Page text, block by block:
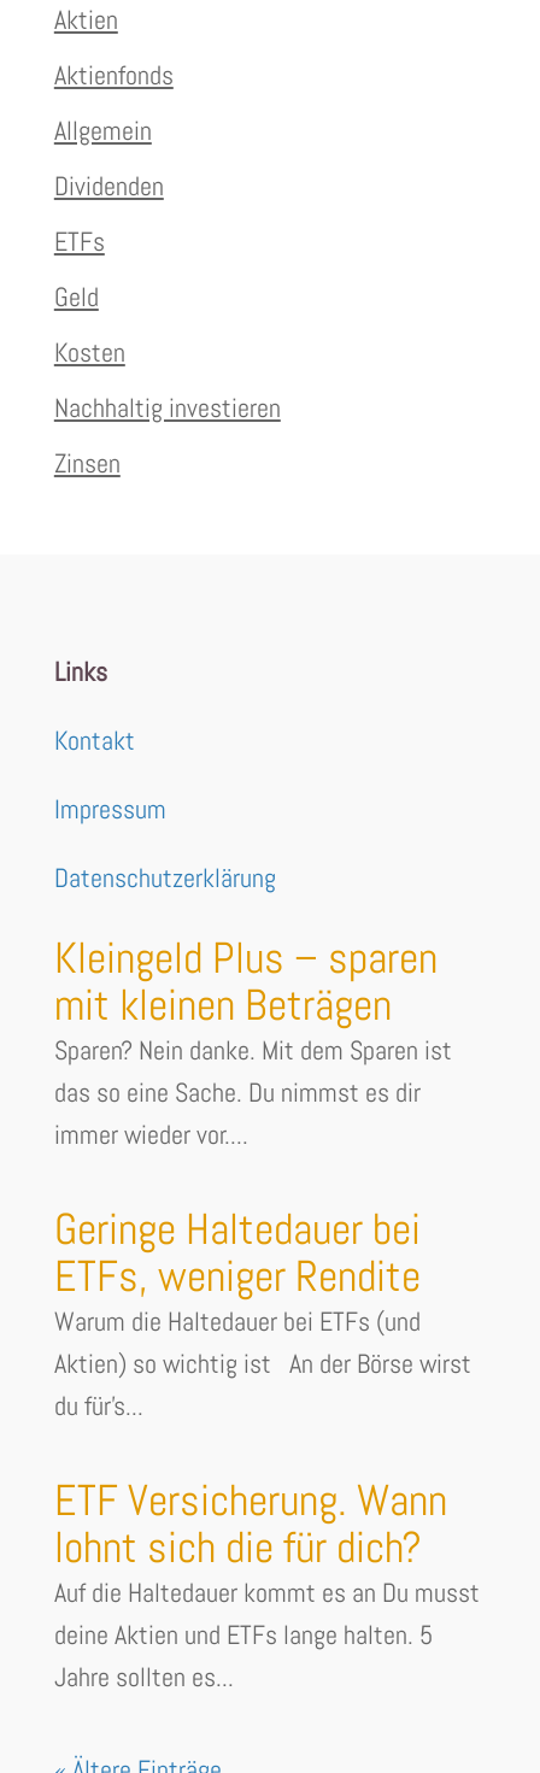
Aktien
Aktienfonds
Allgemein
Dividenden
ETFs
Geld
Kosten
Nachhaltig investieren
Zinsen
Links
Kontakt
Impressum
Datenschutzerklärung
Kleingeld Plus – sparen
mit kleinen Beträgen
Sparen? Nein danke. Mit dem Sparen ist
das so eine Sache. Du nimmst es dir
immer wieder vor....
Geringe Haltedauer bei
ETFs, weniger Rendite
Warum die Haltedauer bei ETFs (und
Aktien) so wichtig ist An der Börse wirst
du für's...
ETF Versicherung. Wann
lohnt sich die für dich?
Auf die Haltedauer kommt es an Du musst
deine Aktien und ETFs lange halten. 5
Jahre sollten es...